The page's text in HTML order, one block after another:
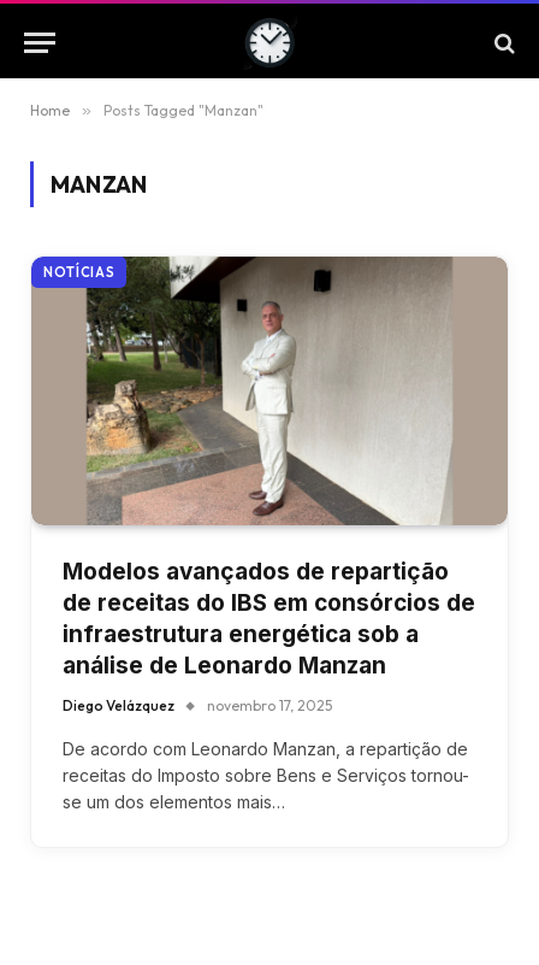
Home » Posts Tagged "Manzan"
MANZAN
NOTÍCIAS
Modelos avançados de repartição
de receitas do IBS em consórcios de
infraestrutura energética sob a
análise de Leonardo Manzan
Diego Velázquez novembro 17, 2025
De acordo com Leonardo Manzan, a repartição de
receitas do Imposto sobre Bens e Serviços tornou-
se um dos elementos mais…